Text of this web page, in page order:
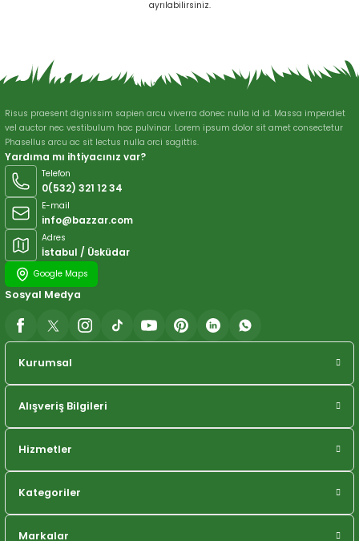
Gönder
ayrılabilirsiniz.
Risus praesent dignissim sapien arcu viverra donec nulla id id. Massa imperdiet
vel auctor nec vestibulum hac pulvinar. Lorem ipsum dolor sit amet consectetur
Phasellus arcu ac sit lectus nulla orci sagittis.
Yardıma mı ihtiyacınız var?
Telefon
0(532) 321 12 34
E-mail
info@bazzar.com
Adres
İstabul / Üsküdar
Google Maps
Kurumsal
Alışveriş Bilgileri
Hizmetler
Kategoriler
Markalar
Sosyal Medya